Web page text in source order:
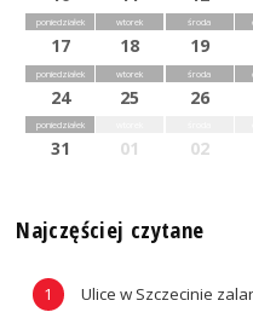
poniedziałek
17
wtorek
18
środa
19
poniedziałek
24
wtorek
25
środa
26
poniedziałek
31 01 02
Najczęściej czytane
Ulice w Szczecinie